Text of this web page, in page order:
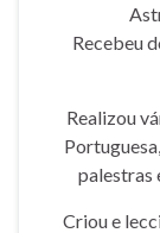
Recebeu
Realizou
palestras
Criou e